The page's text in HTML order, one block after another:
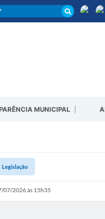
MUNICIPAL
Legislação
07/2026 às 15h35